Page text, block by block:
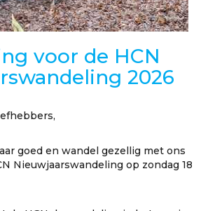
voor de HCN
2026
goed en wandel gezellig met ons
Nieuwjaarswandeling op zondag 18